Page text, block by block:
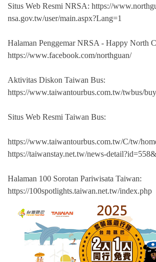
Situs Web Resmi NRSA: https://
nsa.gov.tw/user/main.aspx?Lang=1
Halaman Penggemar NRSA - Happy North
https://www.facebook.com/northguan/
Aktivitas Diskon Taiwan Bus:
https://www.taiwantourbus.com.tw/twbus/
Situs Web Resmi Taiwan Bus:
https://www.taiwantourbus.com.tw/C/tw/
https://taiwanstay.net.tw/news-
Halaman 100 Sorotan Pariwisata Taiwan:
https://100spotlights.taiwan.net.tw/index.php